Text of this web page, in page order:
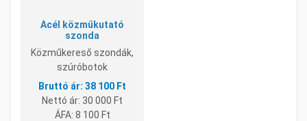
Acél közműkutató
szonda
Közműkereső szondák,
szúróbotok
38 100 Ft
Nettó ár: 30 000 Ft
ÁFA: 8 100 Ft